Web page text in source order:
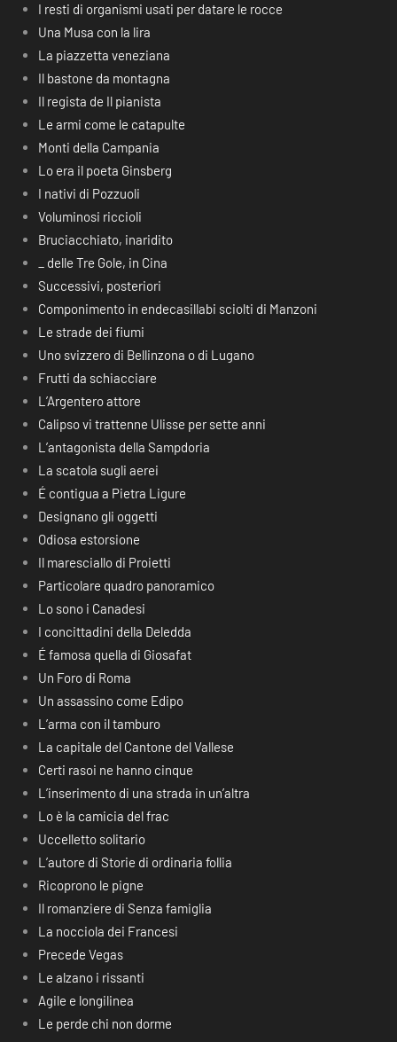
I resti di organismi usati per datare le rocce
Una Musa con la lira
La piazzetta veneziana
Il bastone da montagna
Il regista de Il pianista
Le armi come le catapulte
Monti della Campania
Lo era il poeta Ginsberg
I nativi di Pozzuoli
Voluminosi riccioli
Bruciacchiato, inaridito
_ delle Tre Gole, in Cina
Successivi, posteriori
Componimento in endecasillabi sciolti di Manzoni
Le strade dei fiumi
Uno svizzero di Bellinzona o di Lugano
Frutti da schiacciare
L’Argentero attore
Calipso vi trattenne Ulisse per sette anni
L’antagonista della Sampdoria
La scatola sugli aerei
É contigua a Pietra Ligure
Designano gli oggetti
Odiosa estorsione
Il maresciallo di Proietti
Particolare quadro panoramico
Lo sono i Canadesi
I concittadini della Deledda
É famosa quella di Giosafat
Un Foro di Roma
Un assassino come Edipo
L’arma con il tamburo
La capitale del Cantone del Vallese
Certi rasoi ne hanno cinque
L’inserimento di una strada in un’altra
Lo è la camicia del frac
Uccelletto solitario
L’autore di Storie di ordinaria follia
Ricoprono le pigne
Il romanziere di Senza famiglia
La nocciola dei Francesi
Precede Vegas
Le alzano i rissanti
Agile e longilinea
Le perde chi non dorme